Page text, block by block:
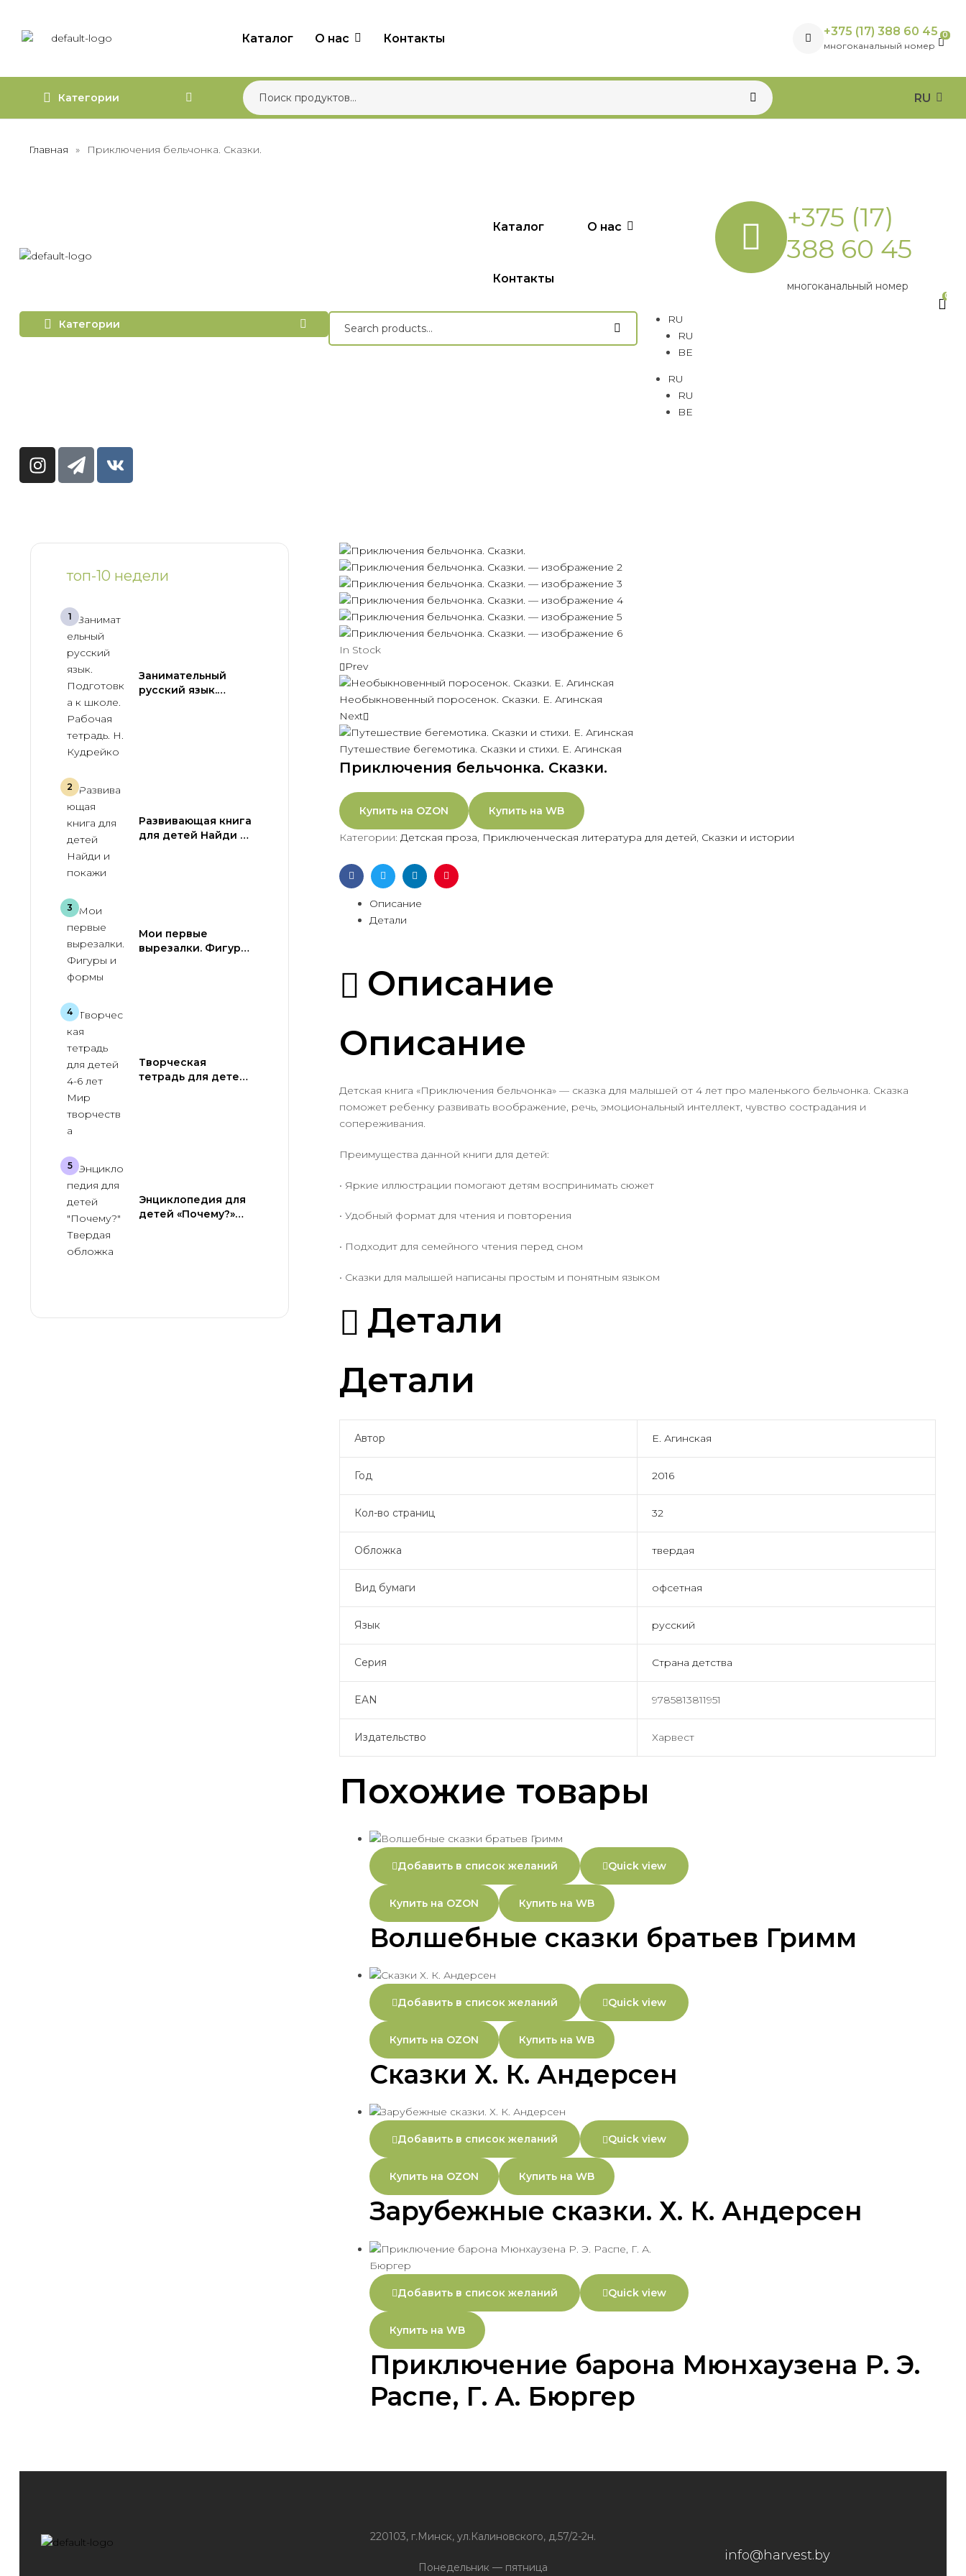
Каталог О нас Контакты
+375 (17) 388 60 45
многоканальный номер
0
Категории RU
Главная » Приключения бельчонка. Сказки.
Каталог О нас
Контакты
+375 (17)
388 60 45
многоканальный номер
0
Категории
RU
RU
BE
RU
RU
BE
In Stock
Prev
Необыкновенный поросенок. Сказки. Е. Агинская
Next
Путешествие бегемотика. Сказки и стихи. Е. Агинская
Приключения бельчонка. Сказки.
Купить на OZON Купить на WB
Категории: Детская проза, Приключенческая литература для детей, Сказки и истории
FacebookTwitterLinkedinPinterest
Описание
Детали
Описание
Описание
Детская книга «Приключения бельчонка» — сказка для малышей от 4 лет про маленького бельчонка. Сказка
поможет ребенку развивать воображение, речь, эмоциональный интеллект, чувство сострадания и
сопереживания.
Преимущества данной книги для детей:
• Яркие иллюстрации помогают детям воспринимать сюжет
• Удобный формат для чтения и повторения
• Подходит для семейного чтения перед сном
• Сказки для малышей написаны простым и понятным языком
Детали
Детали
Автор Е. Агинская
Год 2016
Кол-во страниц 32
Обложка твердая
Вид бумаги офсетная
Язык русский
Серия Страна детства
EAN 9785813811951
Издательство Харвест
Похожие товары
Добавить в список желаний Quick view
Купить на OZON Купить на WB
Волшебные сказки братьев Гримм
Добавить в список желаний Quick view
Купить на OZON Купить на WB
Сказки Х. К. Андерсен
Добавить в список желаний Quick view
Купить на OZON Купить на WB
Зарубежные сказки. Х. К. Андерсен
Добавить в список желаний Quick view
Купить на WB
Приключение барона Мюнхаузена Р. Э.
Распе, Г. А. Бюргер
топ-10 недели
Занимательный
русский язык.
Развивающая книга
для детей Найди и
Мои первые
вырезалки. Фигуры
Творческая
тетрадь для детей
Энциклопедия для
детей «Почему?»
220103, г.Минск, ул.Калиновского, д.57/2-2н.
Понедельник — пятница
info@harvest.by